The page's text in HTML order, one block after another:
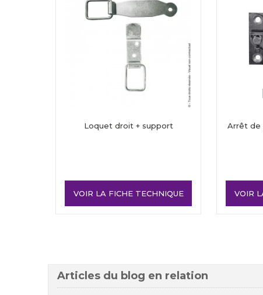
Loquet droit + support
VOIR LA FICHE TECHNIQUE
Arrêt de
VOIR
Articles du blog en relation